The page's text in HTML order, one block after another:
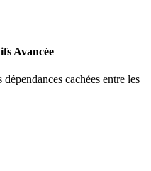
Avancée
cachées entre les